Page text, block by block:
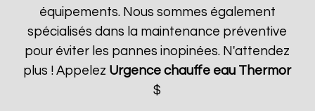
équipements. Nous sommes également
spécialisés dans la maintenance préventive
pour éviter les pannes inopinées. N'attendez
plus ! Appelez Urgence chauffe eau Thermor
$